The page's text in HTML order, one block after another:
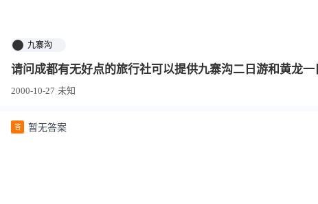
九寨沟
请问成都有无好点的旅行社可以提供九寨沟二日游和黄龙
2000-10-27 未知
答 暂无答案